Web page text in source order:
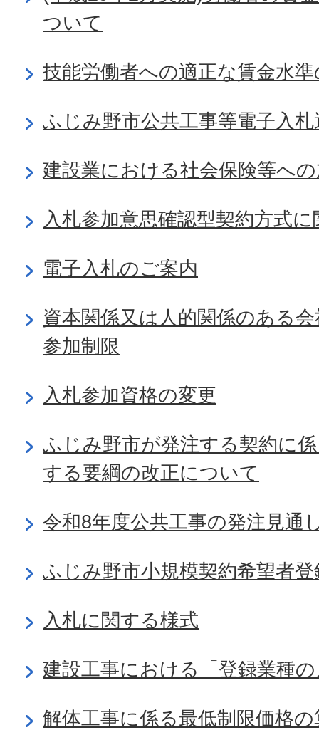
ついて
技能労働者への適正な賃金水
ふじみ野市公共工事等電子入
建設業における社会保険等へ
入札参加意思確認型契約方式
電子入札のご案内
資本関係又は人的関係のある
参加制限
入札参加資格の変更
ふじみ野市が発注する契約に
する要綱の改正について
令和8年度公共工事の発注見通
ふじみ野市小規模契約希望者登
入札に関する様式
建設工事における「登録業種
解体工事に係る最低制限価格